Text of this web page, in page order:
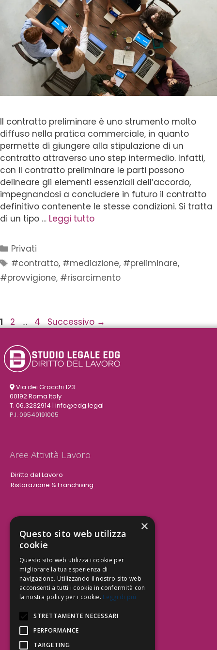
Il contratto preliminare è uno strumento molto
diffuso nella pratica commerciale, in quanto
permette di giungere alla stipulazione di un
contratto attraverso uno step intermedio. Infatti,
con il contratto preliminare le parti possono
delineare gli elementi essenziali dell’accordo,
impegnandosi a concludere in futuro il contratto
definitivo contenente le stesse condizioni. Si tratta
di un tipo … Leggi tutto
Privati
#contratto, #mediazione, #preliminare,
#provvigione, #risarcimento
1 2 … 4 Successivo →
Via dei Gracchi 123
00192 Roma Italy
T. 06.3232914 | info@edg.legal
P.I. 09540191005
Aree Attività Lavoro
Diritto del Lavoro
Ristorazione & Franchising
Aree Attività Civile
Tutele del Credito
Responsabilità Civile
Contrattualistica
×
Questo sito web utilizza
cookie
Questo sito web utilizza i cookie per
migliorare la tua esperienza di
navigazione. Utilizzando il nostro sito web
acconsenti a tutti i cookie in conformità con
la nostra policy per i cookie. Leggi di più
STRETTAMENTE NECESSARI
PERFORMANCE
TARGETING